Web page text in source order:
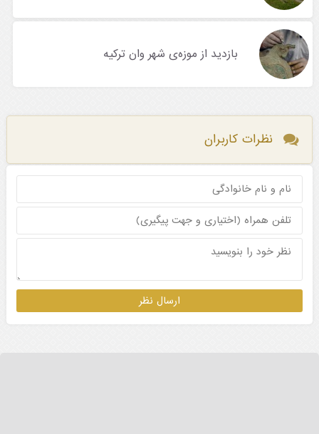
بازدید از موزه‌ی شهر وان ترکیه
نظرات کاربران